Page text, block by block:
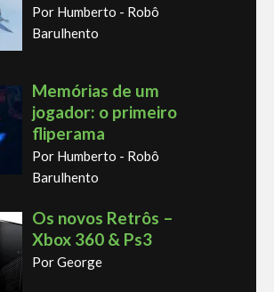
Por Humberto - Robô
Barulhento
Memórias de um
jogador: o primeiro
fliperama
Por Humberto - Robô
Barulhento
Os novos Retrôs –
Xbox 360 & Ps3
Por George